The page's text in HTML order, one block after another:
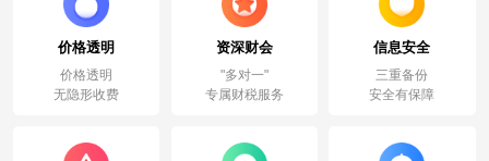
价格透明
价格透明
无隐形收费
资深财会
"多对一"
专属财税服务
信息安全
三重备份
安全有保障